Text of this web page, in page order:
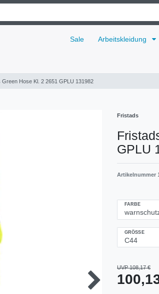
Sale Arbeitskleidung
Green Hose Kl. 2 2651 GPLU 131982
Fristads
GPLU
Artikelnummer
FARBE
GRÖSSE
UVP 108,17 €